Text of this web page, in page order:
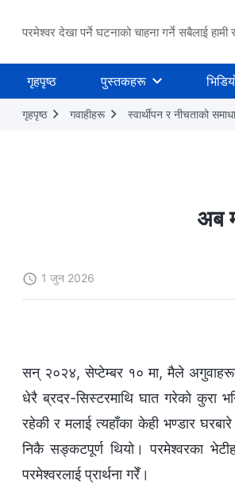
परमेश्वर देखा पर्ने घटनाको चाहना गर्ने सबैलाई हामी
गृहपृष्ठ पुस्तकहरू
गृहपृष्ठ गवाहीहरू स्वार्थीपन र नीचताको
अब
1 जुन 2026
सन् २०२४, सेप्टेम्बर १० मा, मैले
धेरै ब्रदर-सिस्टरमाथि घात गरेको कुरा
रहेकी र मलाई त्यहाँका केही भण्डार
निकै सङ्कटपूर्ण थियो। परमेश्‍वरका
परमेश्‍वरलाई प्रार्थना गरेँ।